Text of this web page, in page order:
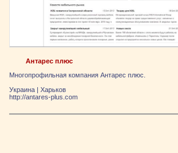
Антарес плюс
Многопрофильная компания Антарес плюс.
Украина | Харьков
http://antares-plus.com